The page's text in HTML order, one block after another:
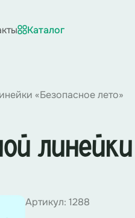
Каталог
«Безопасное лето»
Артикул: 1288